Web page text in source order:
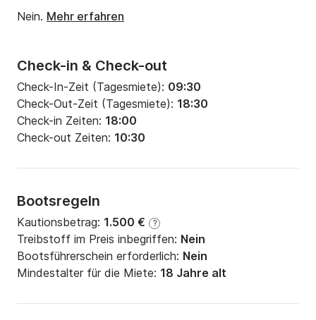
Motorleistung:30PS
Check-in & Check-out
Check-In-Zeit (Tagesmiete): 09:30
Check-Out-Zeit (Tagesmiete): 18:30
Check-in Zeiten: 18:00
Check-out Zeiten: 10:30
Bootsregeln
Kautionsbetrag: 1.500 € ?
Treibstoff im Preis inbegriffen: Nein
Bootsführerschein erforderlich: Nein
Mindestalter für die Miete: 18 Jahre alt
Nein. Mehr erfahren